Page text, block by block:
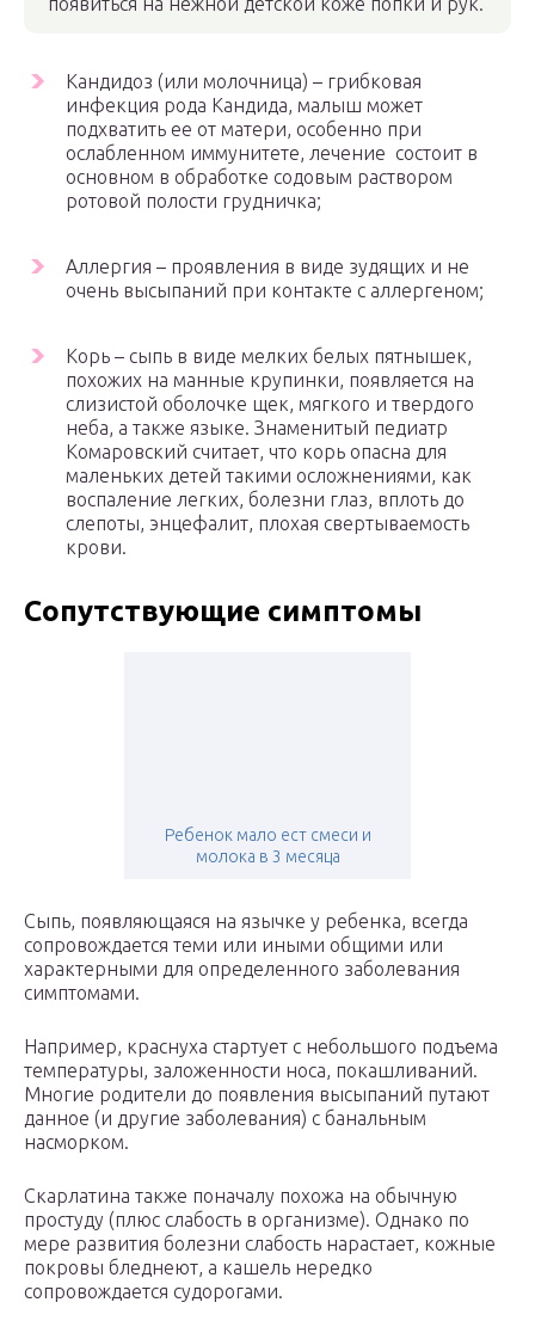
Кандидоз (или молочница) – грибковая
инфекция рода Кандида, малыш может
подхватить ее от матери, особенно при
ослабленном иммунитете, лечение состоит в
основном в обработке содовым раствором
ротовой полости грудничка;
Аллергия – проявления в виде зудящих и не
очень высыпаний при контакте с аллергеном;
Корь – сыпь в виде мелких белых пятнышек,
похожих на манные крупинки, появляется на
слизистой оболочке щек, мягкого и твердого
неба, а также языке. Знаменитый педиатр
Комаровский считает, что корь опасна для
маленьких детей такими осложнениями, как
воспаление легких, болезни глаз, вплоть до
слепоты, энцефалит, плохая свертываемость
крови.
Сопутствующие симптомы
Ребенок мало ест смеси и
молока в 3 месяца
Сыпь, появляющаяся на язычке у ребенка, всегда
сопровождается теми или иными общими или
характерными для определенного заболевания
симптомами.
Например, краснуха стартует с небольшого подъема
температуры, заложенности носа, покашливаний.
Многие родители до появления высыпаний путают
данное (и другие заболевания) с банальным
насморком.
Скарлатина также поначалу похожа на обычную
простуду (плюс слабость в организме). Однако по
мере развития болезни слабость нарастает, кожные
покровы бледнеют, а кашель нередко
сопровождается судорогами.